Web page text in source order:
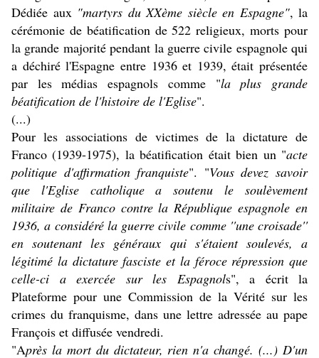
Dédiée aux "martyrs du XXème siècle en Espagne", la
cérémonie de béatification de 522 religieux, morts pour
la grande majorité pendant la guerre civile espagnole qui
a déchiré l'Espagne entre 1936 et 1939, était présentée
par les médias espagnols comme "la plus grande
béatification de l'histoire de l'Eglise".
(...)
Pour les associations de victimes de la dictature de
Franco (1939-1975), la béatification était bien un "acte
politique d'affirmation franquiste". "Vous devez savoir
que l'Eglise catholique a soutenu le soulèvement
militaire de Franco contre la République espagnole en
1936, a considéré la guerre civile comme ''une croisade''
en soutenant les généraux qui s'étaient soulevés, a
légitimé la dictature fasciste et la féroce répression que
celle-ci a exercée sur les Espagnols", a écrit la
Plateforme pour une Commission de la Vérité sur les
crimes du franquisme, dans une lettre adressée au pape
François et diffusée vendredi.
"Après la mort du dictateur, rien n'a changé. (...) D'un